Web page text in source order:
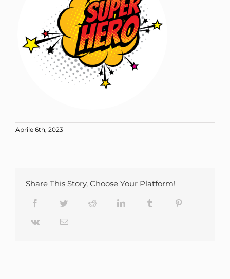
Aprile 6th, 2023
Share This Story, Choose Your Platform!
Facebook Twitter Reddit LinkedIn Tumblr
Vk Email